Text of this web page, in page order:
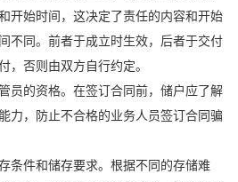
开始时间，这决定了责任的内容和开始
不同。前者于成立时生效，后者于交付
，否则由双方自行约定。
员的资格。在签订合同前，储户应了解
力，防止不合格的业务人员签订合同骗
条件和储存要求。根据不同的存储难